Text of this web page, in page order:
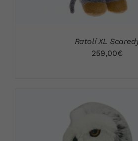
Ratolí XL
259,00€